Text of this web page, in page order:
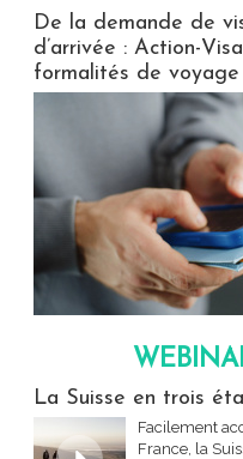
De la demande de
d’arrivée : Action-
formalités de voyage
La Suisse en trois
Facilement
France, la